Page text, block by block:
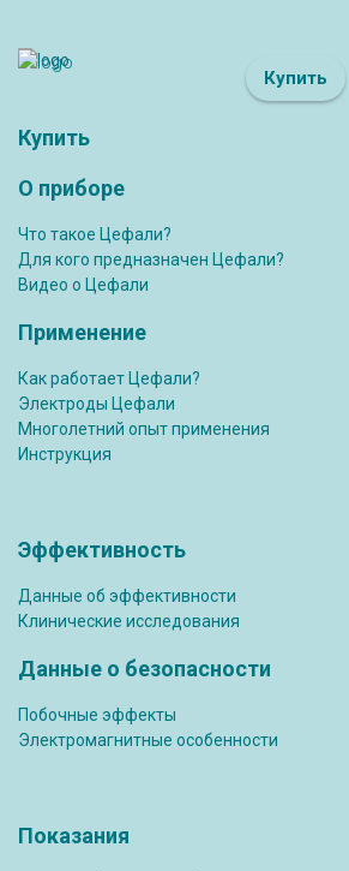
Купить
Купить
О приборе
Что такое Цефали?
Для кого предназначен Цефали?
Видео о Цефали
Применение
Как работает Цефали?
Электроды Цефали
Многолетний опыт применения
Инструкция
Эффективность
Данные об эффективности
Клинические исследования
Данные о безопасности
Побочные эффекты
Электромагнитные особенности
Показания